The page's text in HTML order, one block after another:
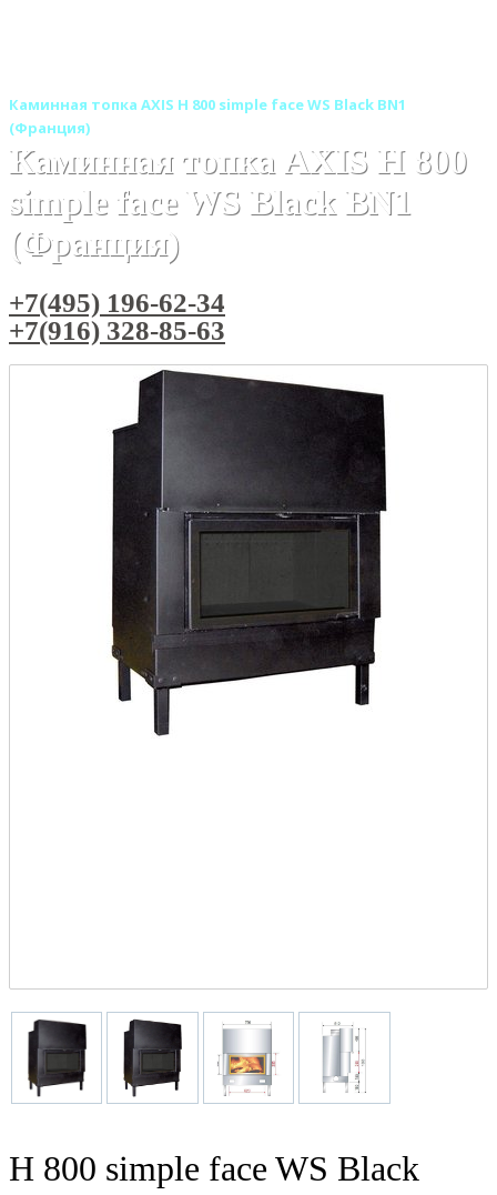
Каминная топка AXIS H 800 simple face WS Black BN1
(Франция)
Каминная топка AXIS H 800
simple face WS Black BN1
(Франция)
+7(495) 196-62-34
+7(916) 328-85-63
H 800 simple face WS Black